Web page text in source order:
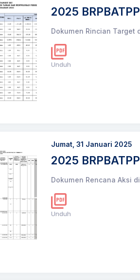
2025
Dokumen Rincian
Unduh
Jumat, 31 Januari 2025
2025
Dokumen Rencana Aksi
Unduh